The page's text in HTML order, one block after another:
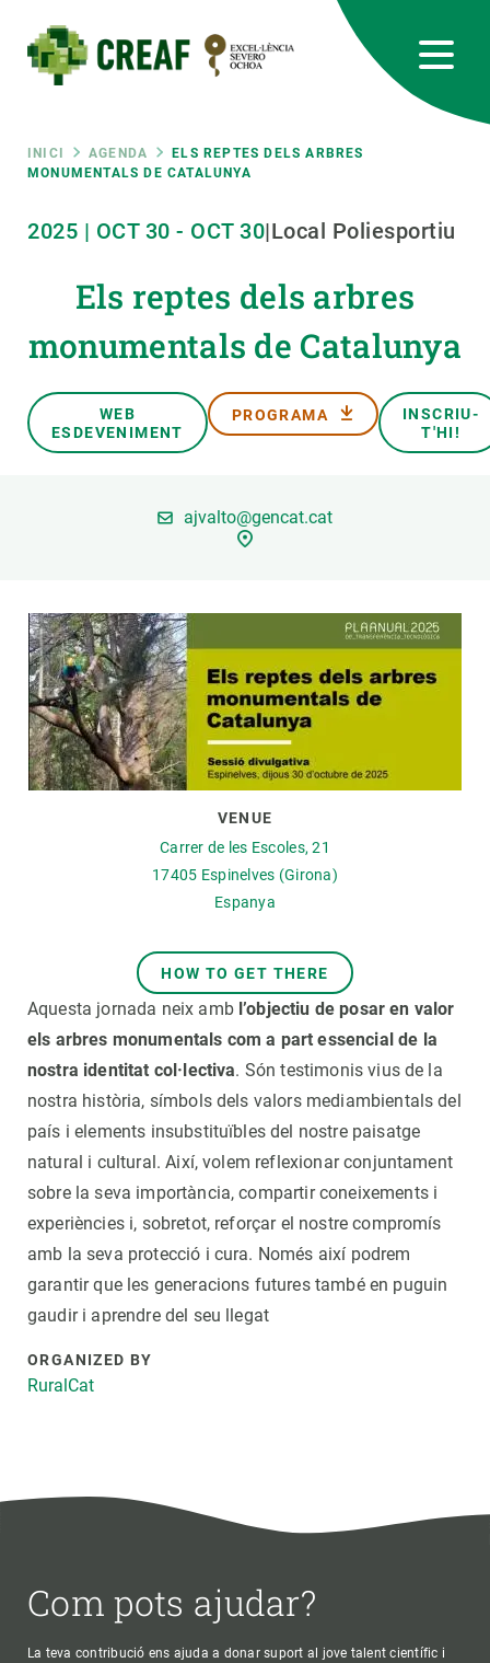
contingut
Fil
d'ariadna
INICI AGENDA
ELS REPTES DELS ARBRES
MONUMENTALS DE CATALUNYA
2025 | OCT 30 - OCT 30|Local Poliesportiu
Els reptes dels arbres
monumentals de Catalunya
WEB
ESDEVENIMENT
PROGRAMA
INSCRIU-
T'HI!
ajvalto@gencat.cat
VENUE
Carrer de les Escoles, 21
17405 Espinelves (Girona)
Espanya
HOW TO GET THERE
Aquesta jornada neix amb l’objectiu de posar en valor
els arbres monumentals com a part essencial de la
nostra identitat col·lectiva. Són testimonis vius de la
nostra història, símbols dels valors mediambientals del
país i elements insubstituïbles del nostre paisatge
natural i cultural. Així, volem reflexionar conjuntament
sobre la seva importància, compartir coneixements i
experiències i, sobretot, reforçar el nostre compromís
amb la seva protecció i cura. Només així podrem
garantir que les generacions futures també en puguin
gaudir i aprendre del seu llegat
ORGANIZED BY
RuralCat
Com pots ajudar?
La teva contribució ens ajuda a donar suport al jove talent científic i
RRSS
Featured
responsive
Responsive
menu
CIÈNCIA EN ACCIÓ